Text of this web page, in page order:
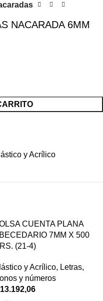
NACARADA 6MM
y Acrílico
CUENTA PLANA
7MM X 500
(21-4)
y Acrílico, Letras,
y números
13.192,06